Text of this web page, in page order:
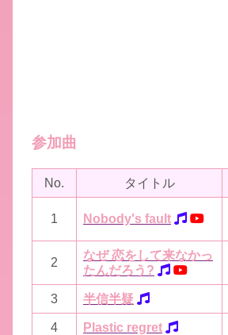
参加曲
No. タイトル
1 Nobody's fault
2
なぜ 恋をして来なかっ
たんだろう?
3 半信半疑
4 Plastic regret